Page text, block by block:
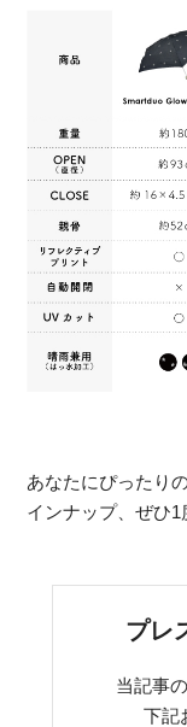
あなたにぴったり
インナップ、ぜひ1
プレ
当記事
下記